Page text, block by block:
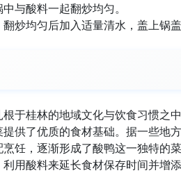
与酸料一起翻炒均匀。
炒均匀后加入适量清水，盖上锅盖
于桂林的地域文化与饮食习惯之
供了优质的食材基础。据一些地
饪，逐渐形成了酸鸭这一独特的
用酸料来延长食材保存时间并增添